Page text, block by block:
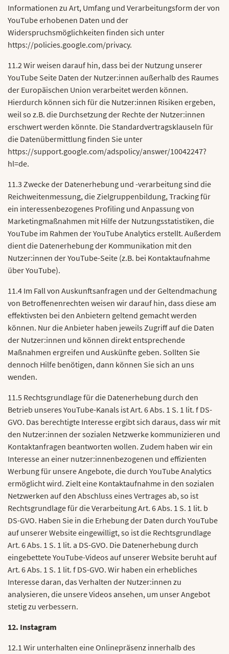
Informationen zu Art, Umfang und Verarbeitungsform der von
YouTube erhobenen Daten und der
Widerspruchsmöglichkeiten finden sich unter
https://policies.google.com/privacy.
11.2 Wir weisen darauf hin, dass bei der Nutzung unserer
YouTube Seite Daten der Nutzer:innen außerhalb des Raumes
der Europäischen Union verarbeitet werden können.
Hierdurch können sich für die Nutzer:innen Risiken ergeben,
weil so z.B. die Durchsetzung der Rechte der Nutzer:innen
erschwert werden könnte. Die Standardvertragsklauseln für
die Datenübermittlung finden Sie unter
https://support.google.com/adspolicy/answer/10042247?
hl=de.
11.3 Zwecke der Datenerhebung und -verarbeitung sind die
Reichweitenmessung, die Zielgruppenbildung, Tracking für
ein interessenbezogenes Profiling und Anpassung von
Marketingmaßnahmen mit Hilfe der Nutzungsstatistiken, die
YouTube im Rahmen der YouTube Analytics erstellt. Außerdem
dient die Datenerhebung der Kommunikation mit den
Nutzer:innen der YouTube-Seite (z.B. bei Kontaktaufnahme
über YouTube).
11.4 Im Fall von Auskunftsanfragen und der Geltendmachung
von Betroffenenrechten weisen wir darauf hin, dass diese am
effektivsten bei den Anbietern geltend gemacht werden
können. Nur die Anbieter haben jeweils Zugriff auf die Daten
der Nutzer:innen und können direkt entsprechende
Maßnahmen ergreifen und Auskünfte geben. Sollten Sie
dennoch Hilfe benötigen, dann können Sie sich an uns
wenden.
11.5 Rechtsgrundlage für die Datenerhebung durch den
Betrieb unseres YouTube-Kanals ist Art. 6 Abs. 1 S. 1 lit. f DS-
GVO. Das berechtigte Interesse ergibt sich daraus, dass wir mit
den Nutzer:innen der sozialen Netzwerke kommunizieren und
Kontaktanfragen beantworten wollen. Zudem haben wir ein
Interesse an einer nutzer:innenbezogenen und effizienten
Werbung für unsere Angebote, die durch YouTube Analytics
ermöglicht wird. Zielt eine Kontaktaufnahme in den sozialen
Netzwerken auf den Abschluss eines Vertrages ab, so ist
Rechtsgrundlage für die Verarbeitung Art. 6 Abs. 1 S. 1 lit. b
DS-GVO. Haben Sie in die Erhebung der Daten durch YouTube
auf unserer Website eingewilligt, so ist die Rechtsgrundlage
Art. 6 Abs. 1 S. 1 lit. a DS-GVO. Die Datenerhebung durch
eingebettete YouTube-Videos auf unserer Website beruht auf
Art. 6 Abs. 1 S. 1 lit. f DS-GVO. Wir haben ein erhebliches
Interesse daran, das Verhalten der Nutzer:innen zu
analysieren, die unsere Videos ansehen, um unser Angebot
stetig zu verbessern.
12. Instagram
12.1 Wir unterhalten eine Onlinepräsenz innerhalb des